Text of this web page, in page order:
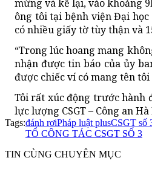
mừng và kể lại, vào khoảng
ông tôi tại bệnh viện Đại
có nhiều giấy tờ tùy thận và
“Trong lúc hoang mang
nhận được tin báo của ủy
được chiếc ví có mang tên
Tôi rất xúc động trước hành
lực lượng CSGT – Công an
Tags:đánh rơiPháp luật plusCSGT số
TỔ CÔNG TÁC CSGT SỐ 3
TIN CÙNG CHUYÊN MỤC